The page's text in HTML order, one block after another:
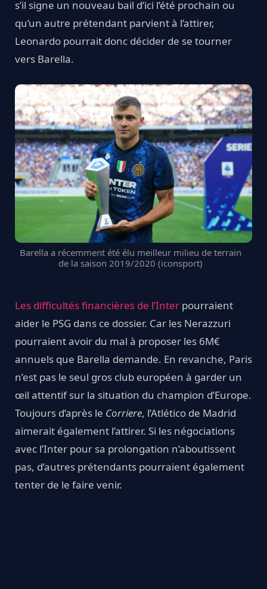
s’il signe un nouveau bail d’ici l’été prochain ou
qu’un autre prétendant parvient à l’attirer,
Leonardo pourrait donc décider de se tourner
vers Barella.
Barella a récemment été élu meilleur milieu de terrain
de la saison 2019/2020 (iconsport)
Les difficultés financières de l’Inter pourraient
aider le PSG dans ce dossier. Car les Nerazzuri
pourraient avoir du mal à proposer les 6M€
annuels que Barella demande. En revanche, Paris
n’est pas le seul gros club européen à garder un
œil attentif sur la situation du champion d’Europe.
Toujours d’après le Corriere, l’Atlético de Madrid
aimerait également l’attirer. Si les négociations
avec l’Inter pour sa prolongation n’aboutissent
pas, d’autres prétendants pourraient également
tenter de le faire venir.